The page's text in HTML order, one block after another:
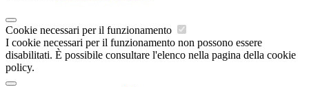
Cookie necessari per il funzionamento
I cookie necessari per il funzionamento non possono essere
disabilitati. È possibile consultare l'elenco nella pagina della cookie
policy.